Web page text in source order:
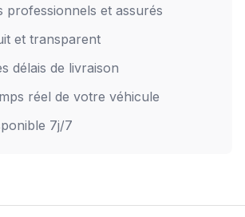
professionnels et assurés
et transparent
délais de livraison
réel de votre véhicule
7j/7